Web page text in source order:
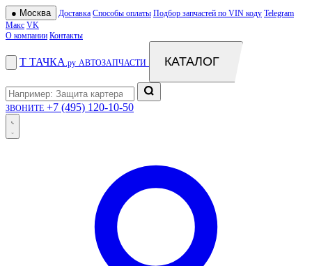
● Москва Доставка Способы оплаты Подбор запчастей по VIN коду Telegram
Макс VK
О компании Контакты
Т ТАЧКА .ру АВТОЗАПЧАСТИ КАТАЛОГ
ЗВОНИТЕ +7 (495) 120-10-50